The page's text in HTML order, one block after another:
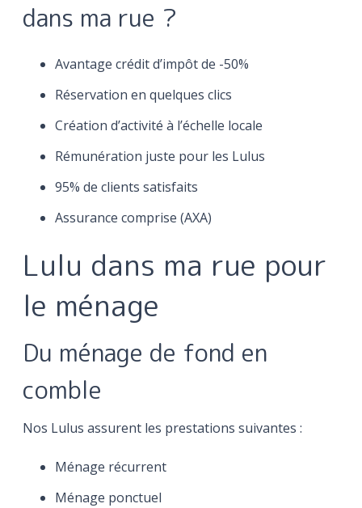
dans ma rue ?
Avantage crédit d’impôt de -50%
Réservation en quelques clics
Création d’activité à l’échelle locale
Rémunération juste pour les Lulus
95% de clients satisfaits
Assurance comprise (AXA)
Lulu dans ma rue pour
le ménage
Du ménage de fond en
comble
Nos Lulus assurent les prestations suivantes :
Ménage récurrent
Ménage ponctuel